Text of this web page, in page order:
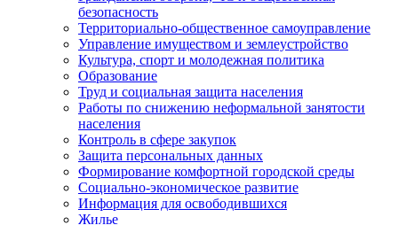
безопасность
Территориально-общественное самоуправление
Управление имуществом и землеустройство
Культура, спорт и молодежная политика
Образование
Труд и социальная защита населения
Работы по снижению неформальной занятости
населения
Контроль в сфере закупок
Защита персональных данных
Формирование комфортной городской среды
Социально-экономическое развитие
Информация для освободившихся
Жилье